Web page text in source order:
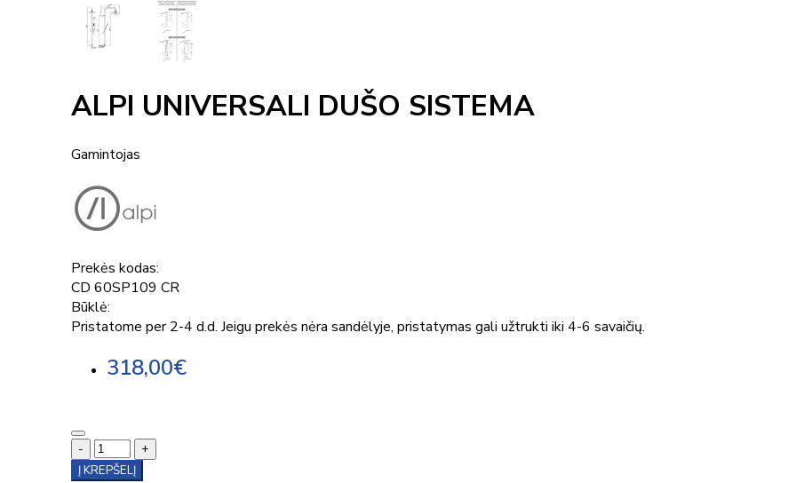
ALPI UNIVERSALI DUŠO SISTEMA
Gamintojas
Prekės kodas:
CD 60SP109 CR
Būklė:
Pristatome per 2-4 d.d. Jeigu prekės nėra sandėlyje, pristatymas gali užtrukti iki 4-6 savaičių.
318,00€
-
+
Į KREPŠELĮ